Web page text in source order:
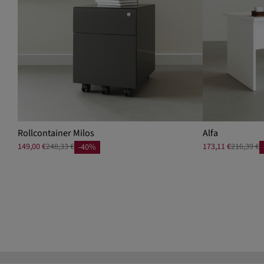
Rollcontainer Milos
149,00 €248,33 € -40%
Alfa
173,11 €216,39 €